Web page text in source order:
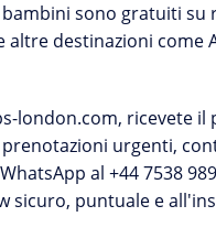
sono gratuiti su
destinazioni come
london.com, ricevete il
urgenti,
al +44 7538
sicuro, puntuale e